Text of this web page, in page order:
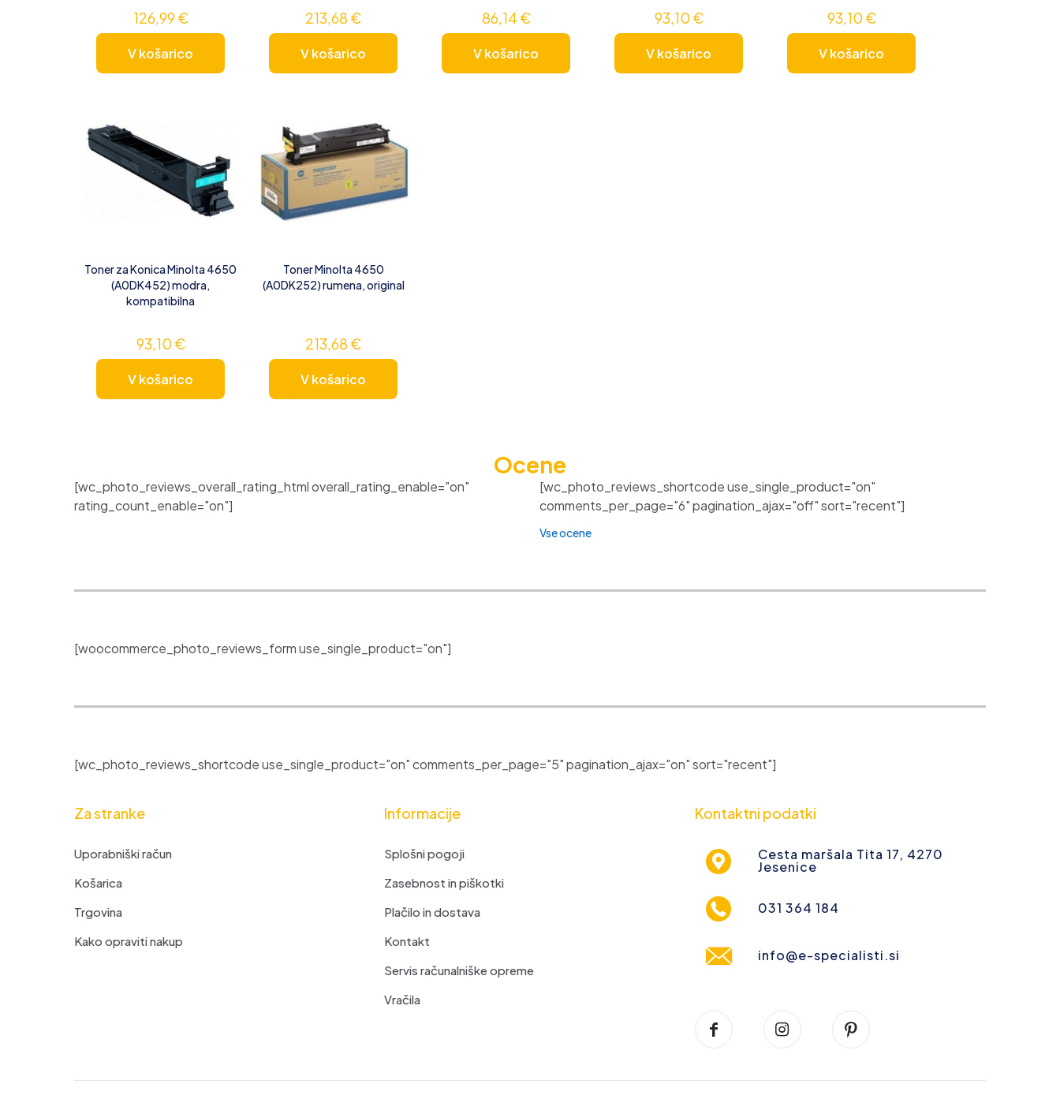
126,99€
V košarico
213,68 €
V košarico
86,14 €
V košarico
93,10 €
V košarico
93,10 €
V košarico
Toner za Konica Minolta 4650
(A0DK452) modra,
kompatibilna
93,10 €
V košarico
Toner Minolta 4650
(A0DK252) rumena, original
213,68 €
V košarico
Ocene
[wc_photo_reviews_overall_rating_html overall_rating_enable="on"
rating_count_enable="on"]
[wc_photo_reviews_shortcode use_single_product="on"
comments_per_page="6" pagination_ajax="off" sort="recent"]
Vse ocene
[woocommerce_photo_reviews_form use_single_product="on"]
[wc_photo_reviews_shortcode use_single_product="on" comments_per_page="5" pagination_ajax="on" sort="recent"]
Za stranke
Uporabniški račun
Košarica
Trgovina
Kako opraviti nakup
Informacije
Splošni pogoji
Zasebnost in piškotki
Plačilo in dostava
Kontakt
Servis računalniške opreme
Vračila
Kontaktni podatki
Cesta maršala Tita 17, 4270
Jesenice
031 364 184
info@e-specialisti.si